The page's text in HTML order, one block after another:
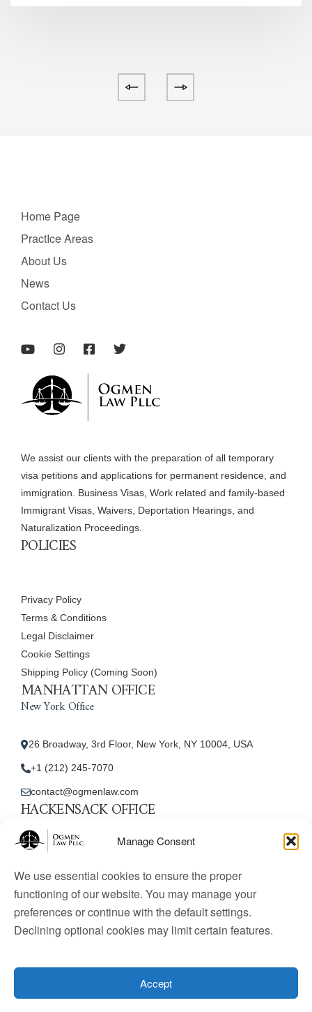
Manage Consent
We use essential cookies to ensure the proper
functioning of our website. You may manage your
preferences or continue with the default settings.
Declining optional cookies may limit certain features.
Accept
Home Page
PractIce Areas
About Us
News
Contact Us
We assist our clients with the preparation of all temporary
visa petitions and applications for permanent residence, and
immigration. Business Visas, Work related and family-based
Immigrant Visas, Waivers, Deportation Hearings, and
Naturalization Proceedings.
POLICIES
Privacy Policy
Terms & Conditions
Legal Disclaimer
Cookie Settings
Shipping Policy (Coming Soon)
MANHATTAN OFFICE
New York Office
26 Broadway, 3rd Floor, New York, NY 10004, USA
+1 (212) 245-7070
contact@ogmenlaw.com
HACKENSACK OFFICE
New Jersey Office
contact@ogmenlaw.com
content is for informational purposes only and does not